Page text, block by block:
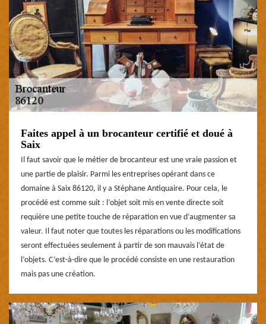
Faites appel à un brocanteur certifié et doué à
Saix
Il faut savoir que le métier de brocanteur est une vraie passion et
une partie de plaisir. Parmi les entreprises opérant dans ce
domaine à Saix 86120, il y a Stéphane Antiquaire. Pour cela, le
procédé est comme suit : l’objet soit mis en vente directe soit
requière une petite touche de réparation en vue d’augmenter sa
valeur. Il faut noter que toutes les réparations ou les modifications
seront effectuées seulement à partir de son mauvais l’état de
l’objets. C’est-à-dire que le procédé consiste en une restauration
mais pas une création.